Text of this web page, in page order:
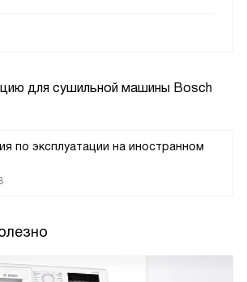
для сушильной машины Bosch
по эксплуатации на иностранном